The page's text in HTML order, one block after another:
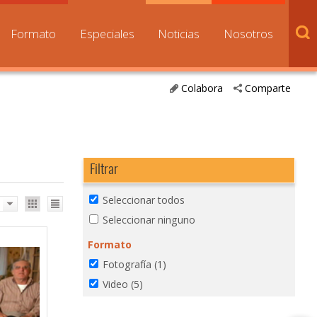
Formato Especiales Noticias Nosotros
Comparte
Colabora
Filtrar
Seleccionar todos
Seleccionar ninguno
Formato
Fotografía (1)
Video (5)